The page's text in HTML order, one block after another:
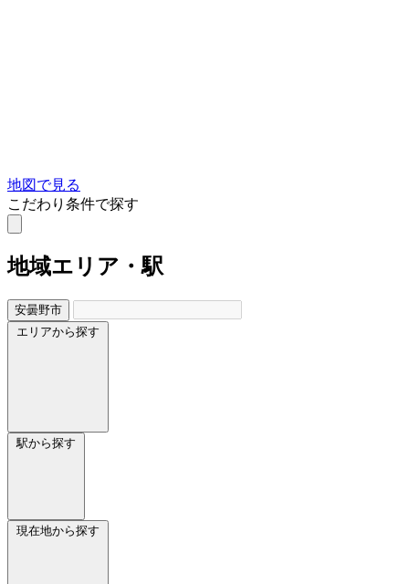
地図で見る
こだわり条件で探す
地域エリア・駅
安曇野市
エリアから探す
駅から探す
現在地から探す